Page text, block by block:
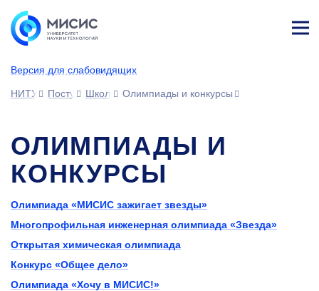
Версия для слабовидящих
НИТУ МИСИСПоступающимШкольникамОлимпиады и конкурсы
ОЛИМПИАДЫ И
КОНКУРСЫ
Олимпиада «МИСИС зажигает звезды»
Многопрофильная инженерная олимпиада «Звезда»
Открытая химическая олимпиада
Конкурс «Общее дело»
Олимпиада «Хочу в МИСИС!»